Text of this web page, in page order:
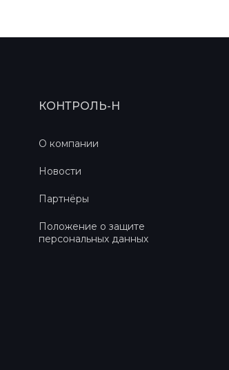
КОНТРОЛЬ-Н
О компании
Новости
Партнёры
Положение о защите
персональных данных